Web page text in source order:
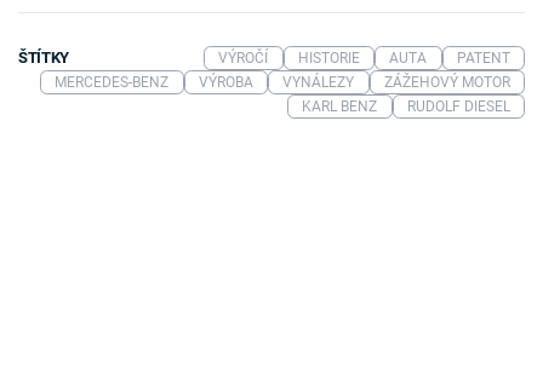
ŠTÍTKY VÝROČÍ HISTORIE AUTA
PATENT
MERCEDES-BENZ
VÝROBA VYNÁLEZY
ZÁŽEHOVÝ MOTOR
KARL BENZ
RUDOLF DIESEL